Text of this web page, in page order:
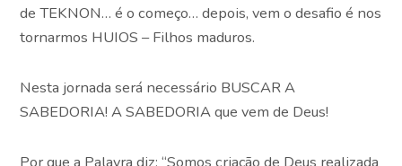
de TEKNON… é o começo… depois, vem o desafio é nos
tornarmos HUIOS – Filhos maduros.
Nesta jornada será necessário BUSCAR A
SABEDORIA! A SABEDORIA que vem de Deus!